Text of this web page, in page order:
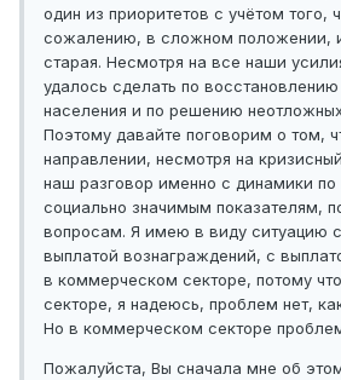
один из приоритетов с учётом того,
сожалению, в сложном положении,
старая. Несмотря на все наши
удалось сделать по
населения и по решению
Поэтому давайте поговорим о том,
направлении, несмотря на
наш разговор именно с динамики по
социально значимым показателям,
вопросам. Я имею в виду ситуацию
выплатой вознаграждений, с
в коммерческом секторе, потому
секторе, я надеюсь, проблем нет,
Но в коммерческом секторе
Пожалуйста, Вы сначала мне об